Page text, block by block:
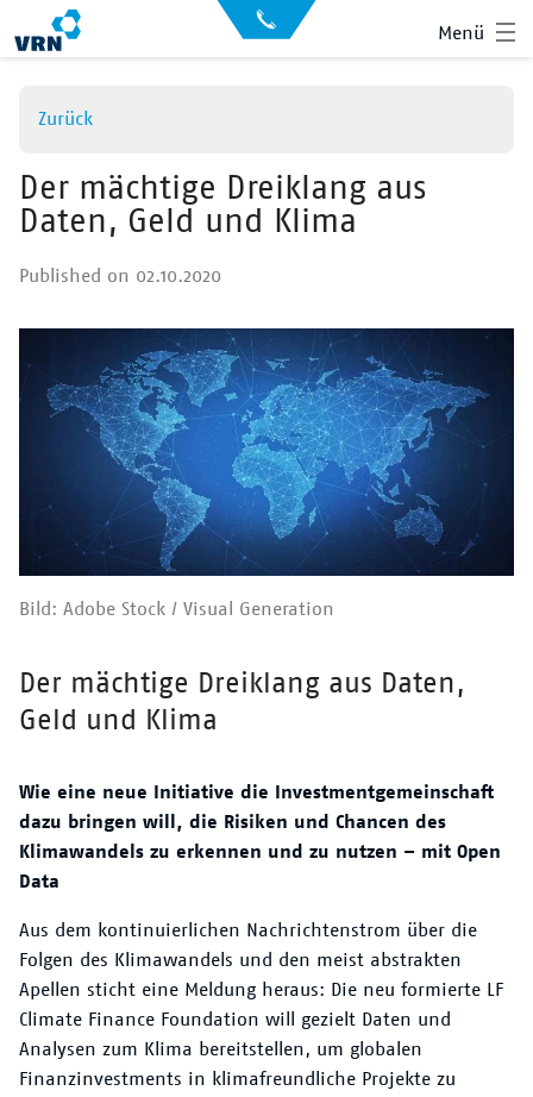
zum
Menü
Showroom
Der VRN
Suche
Zurück
Der mächtige Dreiklang aus
Daten, Geld und Klima
Published on 02.10.2020
Bild: Adobe Stock / Visual Generation
Überschrift
Der mächtige Dreiklang aus Daten,
Geld und Klima
Wie eine neue Initiative die Investmentgemeinschaft
dazu bringen will, die Risiken und Chancen des
Klimawandels zu erkennen und zu nutzen – mit Open
Data
Aus dem kontinuierlichen Nachrichtenstrom über die
Folgen des Klimawandels und den meist abstrakten
Apellen sticht eine Meldung heraus: Die neu formierte LF
Climate Finance Foundation will gezielt Daten und
Analysen zum Klima bereitstellen, um globalen
Finanzinvestments in klimafreundliche Projekte zu